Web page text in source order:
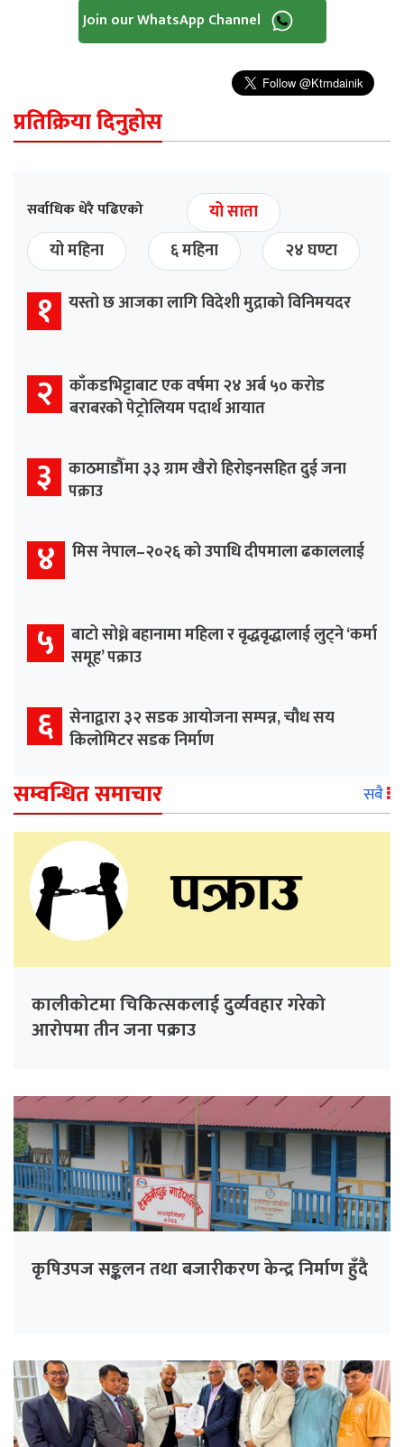
Join our WhatsApp Channel
प्रतिक्रिया दिनुहोस
सर्वाधिक धेरै पढिएको
यो साता
यो महिना
६ महिना २४ घण्टा
१ यस्तो छ आजका लागि विदेशी मुद्राको विनिमयदर
२ काँकडभिट्टाबाट एक वर्षमा २४ अर्ब ५० करोड
बराबरको पेट्रोलियम पदार्थ आयात
३ काठमाडौँमा ३३ ग्राम खैरो हिरोइनसहित दुई जना
पक्राउ
४ मिस नेपाल–२०२६ को उपाधि दीपमाला ढकाललाई
५ बाटो सोध्ने बहानामा महिला र वृद्धवृद्धालाई लुट्ने ‘कर्मा
समूह’ पक्राउ
६ सेनाद्वारा ३२ सडक आयोजना सम्पन्न, चौध सय
किलोमिटर सडक निर्माण
सम्वन्धित समाचार सबै
कालीकोटमा चिकित्सकलाई दुर्व्यवहार गरेको
आरोपमा तीन जना पक्राउ
कृषिउपज सङ्कलन तथा बजारीकरण केन्द्र निर्माण हुँदै